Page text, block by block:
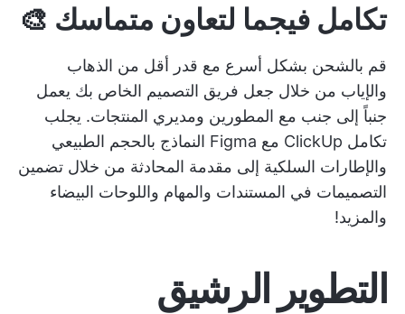
تكامل فيجما لتعاون متماسك 🎨
قم بالشحن بشكل أسرع مع قدر أقل من الذهاب
والإياب من خلال جعل فريق التصميم الخاص بك يعمل
جنباً إلى جنب مع المطورين ومديري المنتجات. يجلب
تكامل ClickUp مع Figma النماذج بالحجم الطبيعي
والإطارات السلكية إلى مقدمة المحادثة من خلال تضمين
التصميمات في المستندات والمهام واللوحات البيضاء
والمزيد!
التطوير الرشيق